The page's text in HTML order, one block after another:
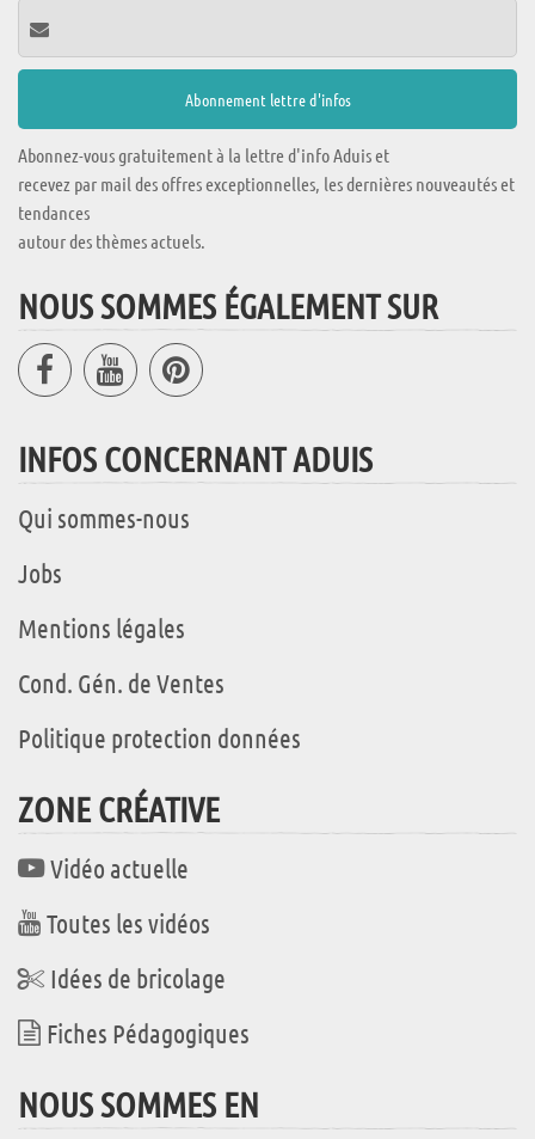
Abonnez-vous gratuitement à la lettre d'info Aduis et
recevez par mail des offres exceptionnelles, les dernières nouveautés et
tendances
autour des thèmes actuels.
NOUS SOMMES ÉGALEMENT SUR
INFOS CONCERNANT ADUIS
Qui sommes-nous
Jobs
Mentions légales
Cond. Gén. de Ventes
Politique protection données
ZONE CRÉATIVE
Vidéo actuelle
Toutes les vidéos
Idées de bricolage
Fiches Pédagogiques
NOUS SOMMES EN